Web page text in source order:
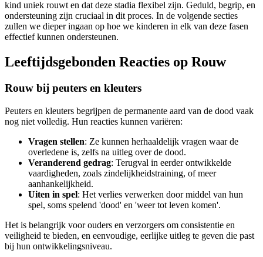
kind uniek rouwt en dat deze stadia flexibel zijn. Geduld, begrip, en
ondersteuning zijn cruciaal in dit proces. In de volgende secties
zullen we dieper ingaan op hoe we kinderen in elk van deze fasen
effectief kunnen ondersteunen.
Leeftijdsgebonden Reacties op Rouw
Rouw bij peuters en kleuters
Peuters en kleuters begrijpen de permanente aard van de dood vaak
nog niet volledig. Hun reacties kunnen variëren:
Vragen stellen: Ze kunnen herhaaldelijk vragen waar de
overledene is, zelfs na uitleg over de dood.
Veranderend gedrag: Terugval in eerder ontwikkelde
vaardigheden, zoals zindelijkheidstraining, of meer
aanhankelijkheid.
Uiten in spel: Het verlies verwerken door middel van hun
spel, soms spelend 'dood' en 'weer tot leven komen'.
Het is belangrijk voor ouders en verzorgers om consistentie en
veiligheid te bieden, en eenvoudige, eerlijke uitleg te geven die past
bij hun ontwikkelingsniveau.